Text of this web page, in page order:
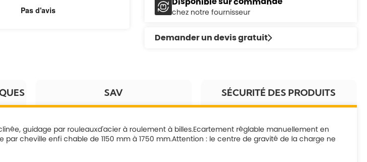
chez notre fournisseur
Demander un devis gratuit
SAV SÉCURITÉ DES PRODUITS
guidage par rouleauxd'acier à roulement à billes.Ecartement réglable manuellement en
cheville enfi chable de 1150 mm à 1750 mm.Attention : le centre de gravité de la charge ne